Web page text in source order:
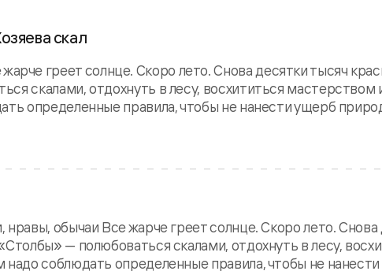
скал
греет солнце. Скоро лето. Снова десятки тысяч
скалами, отдохнуть в лесу, восхититься
определенные правила, чтобы не нанести ущерб
обычаи Все жарче греет солнце. Скоро лето. Снова
— полюбоваться скалами, отдохнуть в лесу,
соблюдать определенные правила, чтобы не